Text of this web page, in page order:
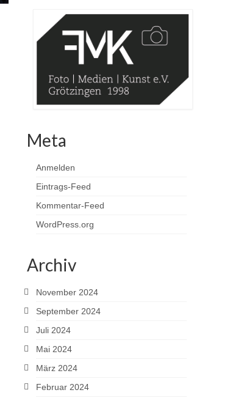
Meta
Anmelden
Eintrags-Feed
Kommentar-Feed
WordPress.org
Archiv
November 2024
September 2024
Juli 2024
Mai 2024
März 2024
Februar 2024